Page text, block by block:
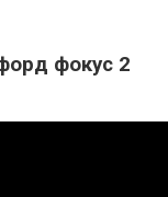
фокус 2